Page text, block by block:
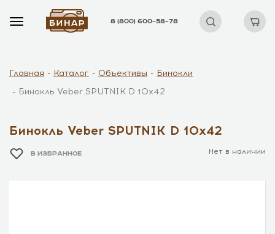
8 (800) 600–58–78
Главная Каталог Объективы
Бинокли
Бинокль Veber SPUTNIK D 10х42
Бинокль Veber SPUTNIK D 10х42
В ИЗБРАННОЕ Нет в наличии